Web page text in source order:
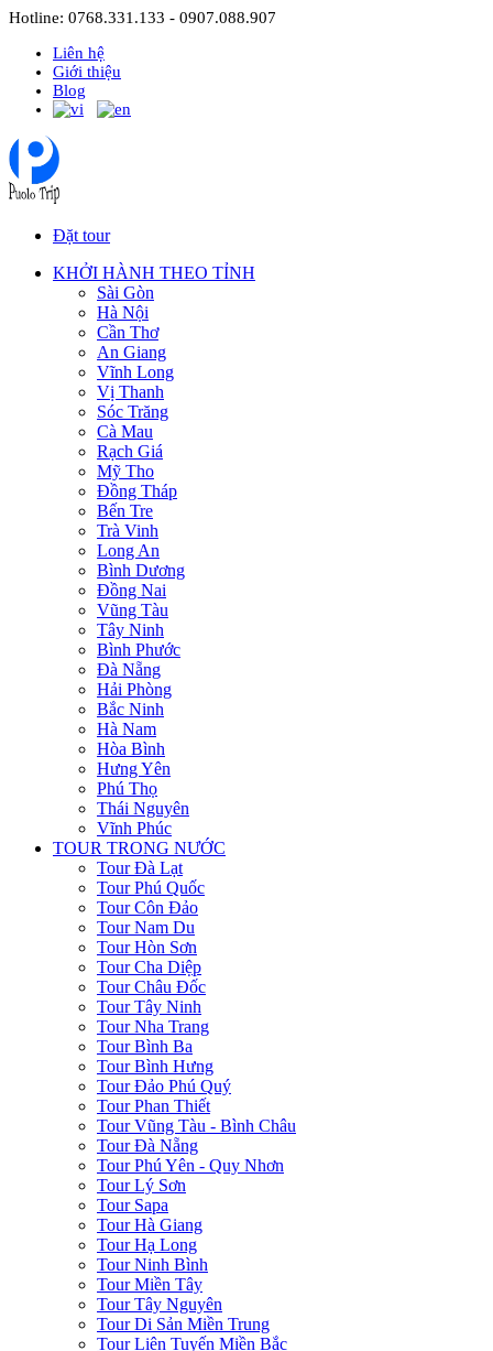
Hotline: 0768.331.133 - 0907.088.907
Liên hệ
Giới thiệu
Blog
Đặt tour
KHỞI HÀNH THEO TỈNH
Sài Gòn
Hà Nội
Cần Thơ
An Giang
Vĩnh Long
Vị Thanh
Sóc Trăng
Cà Mau
Rạch Giá
Mỹ Tho
Đồng Tháp
Bến Tre
Trà Vinh
Long An
Bình Dương
Đồng Nai
Vũng Tàu
Tây Ninh
Bình Phước
Đà Nẵng
Hải Phòng
Bắc Ninh
Hà Nam
Hòa Bình
Hưng Yên
Phú Thọ
Thái Nguyên
Vĩnh Phúc
TOUR TRONG NƯỚC
Tour Đà Lạt
Tour Phú Quốc
Tour Côn Đảo
Tour Nam Du
Tour Hòn Sơn
Tour Cha Diệp
Tour Châu Đốc
Tour Tây Ninh
Tour Nha Trang
Tour Bình Ba
Tour Bình Hưng
Tour Đảo Phú Quý
Tour Phan Thiết
Tour Vũng Tàu - Bình Châu
Tour Đà Nẵng
Tour Phú Yên - Quy Nhơn
Tour Lý Sơn
Tour Sapa
Tour Hà Giang
Tour Hạ Long
Tour Ninh Bình
Tour Miền Tây
Tour Tây Nguyên
Tour Di Sản Miền Trung
Tour Liên Tuyến Miền Bắc